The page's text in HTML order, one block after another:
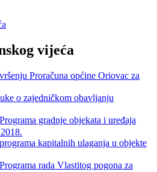
vijeća
Proračuna općine Oriovac za
o zajedničkom obavljanju
gradnje objekata i uređaja
kapitalnih ulaganja u objekte
rada Vlastitog pogona za